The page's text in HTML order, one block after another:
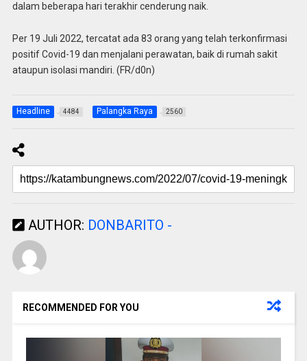
dalam beberapa hari terakhir cenderung naik.
Per 19 Juli 2022, tercatat ada 83 orang yang telah terkonfirmasi
positif Covid-19 dan menjalani perawatan, baik di rumah sakit
ataupun isolasi mandiri. (FR/d0n)
Headline 4484 Palangka Raya 2560
AUTHOR: DONBARITO -
RECOMMENDED FOR YOU